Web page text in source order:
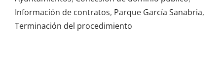
Información de contratos, Parque García Sanabria,
Terminación del procedimiento